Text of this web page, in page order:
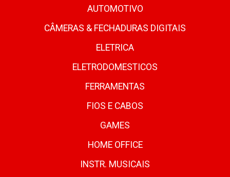
AUTOMOTIVO
CÂMERAS & FECHADURAS DIGITAIS
ELETRICA
ELETRODOMESTICOS
FERRAMENTAS
FIOS E CABOS
GAMES
HOME OFFICE
INSTR. MUSICAIS